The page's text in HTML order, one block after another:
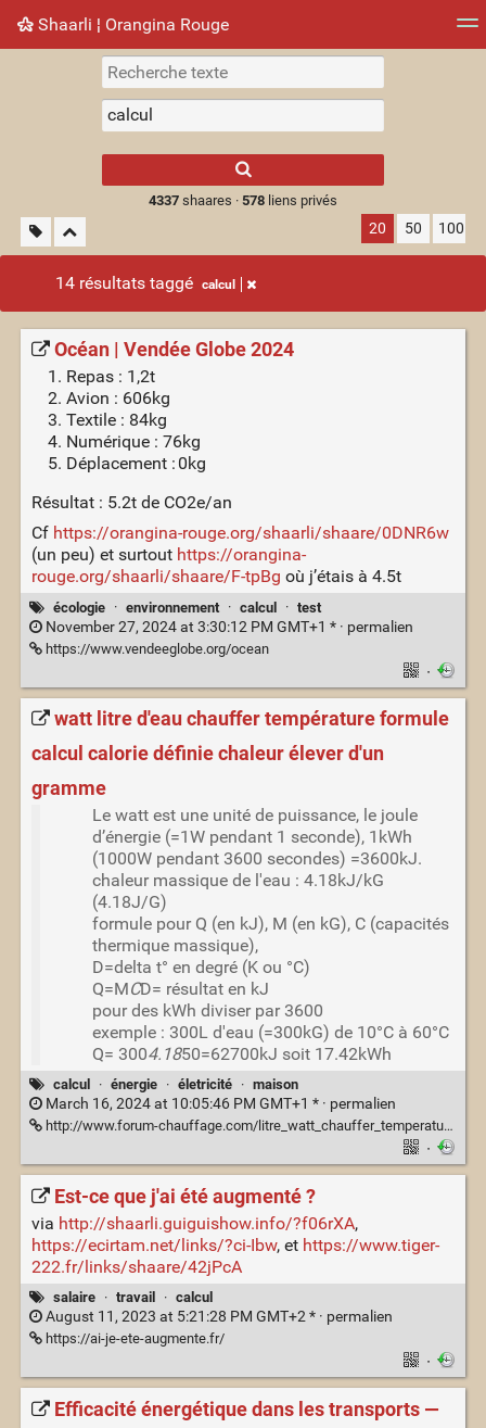
Shaarli ¦ Orangina Rouge
Nuage de tags Mur d'images
results.
4337shaares · 578liens privés
20 50 100
14 résultats taggé calcul
Océan | Vendée Globe 2024
Repas : 1,2t
Avion : 606kg
Textile : 84kg
Numérique : 76kg
Déplacement : 0kg
Résultat : 5.2t de CO2e/an
Cf https://orangina-rouge.org/shaarli/shaare/0DNR6w
(un peu) et surtout https://orangina-
rouge.org/shaarli/shaare/F-tpBg où j’étais à 4.5t
écologie · environnement · calcul · test
November 27, 2024 at 3:30:12 PM GMT+1 * · permalien
https://www.vendeeglobe.org/ocean
·
watt litre d'eau chauffer température formule
calcul calorie définie chaleur élever d'un
gramme
Le watt est une unité de puissance, le joule
d’énergie (=1W pendant 1 seconde), 1kWh
(1000W pendant 3600 secondes) =3600kJ.
chaleur massique de l'eau : 4.18kJ/kG
(4.18J/G)
formule pour Q (en kJ), M (en kG), C (capacités
thermique massique),
D=delta t° en degré (K ou °C)
Q=MCD= résultat en kJ
pour des kWh diviser par 3600
exemple : 300L d'eau (=300kG) de 10°C à 60°C
Q= 3004.1850=62700kJ soit 17.42kWh
calcul · énergie · életricité · maison
March 16, 2024 at 10:05:46 PM GMT+1 * · permalien
http://www.forum-chauffage.com/litre_watt_chauffer_temperature_formule_calcul-calorie-definie-chaleur-elever-gramme.htm
·
Est-ce que j'ai été augmenté ?
via http://shaarli.guiguishow.info/?f06rXA,
https://ecirtam.net/links/?ci-Ibw, et https://www.tiger-
222.fr/links/shaare/42jPcA
salaire · travail · calcul
August 11, 2023 at 5:21:28 PM GMT+2 * · permalien
https://ai-je-ete-augmente.fr/
·
Efficacité énergétique dans les transports —